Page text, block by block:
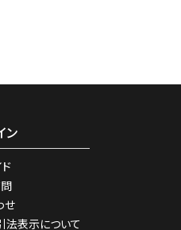
ン
せ
法表示について